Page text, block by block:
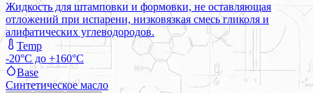
Жидкость для штамповки и формовки, не оставляющая
отложений при испарени, низковязкая смесь гликоля и
алифатических углеводородов.
Temp
-20°C до +160°C
Base
Синтетическое масло